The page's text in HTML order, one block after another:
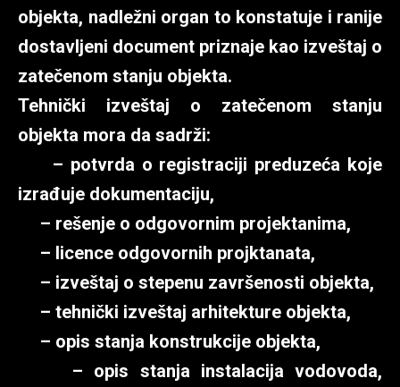
objekta, nadležni organ to konstatuje i ranije
dostavljeni document priznaje kao izveštaj o
zatečenom stanju objekta.
Tehnički izveštaj o zatečenom stanju
objekta mora da sadrži:
– potvrda o registraciji preduzeća koje
izrađuje dokumentaciju,
– rešenje o odgovornim projektanima,
– licence odgovornih projktanata,
– izveštaj o stepenu završenosti objekta,
– tehnički izveštaj arhitekture objekta,
– opis stanja konstrukcije objekta,
– opis stanja instalacija vodovoda,